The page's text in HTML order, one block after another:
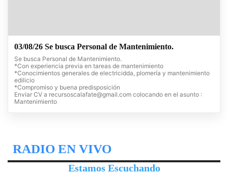
03/08/26 Se busca Personal de Mantenimiento.
Se busca Personal de Mantenimiento.
*Con experiencia previa en tareas de mantenimiento
*Conocimientos generales de electricidda, plomería y mantenimiento
edilicio
*Compromiso y buena predisposición
Enviar CV a recursoscalafate@gmail.com colocando en el asunto :
Mantenimiento
RADIO EN VIVO
Estamos Escuchando